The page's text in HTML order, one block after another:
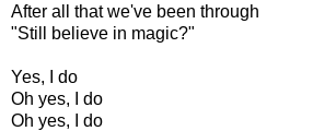
After all that we've been through
"Still believe in magic?"
Yes, I do
Oh yes, I do
Oh yes, I do